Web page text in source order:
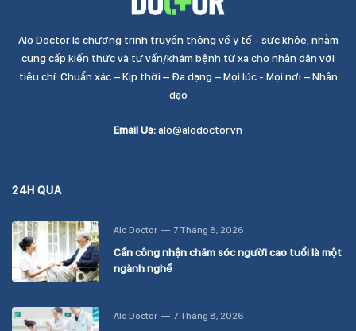
Alo Doctor là chương trình truyền thông về y tế - sức khỏe, nhằm
cung cấp kiến thức và tư vấn/khám bệnh từ xa cho nhân dân với
tiêu chí: Chuẩn xác – Kịp thời – Đa dạng – Mọi lúc - Mọi nơi – Nhân
đạo
Email Us:alo@alodoctor.vn
24H QUA
Alo Doctor 7 Tháng 8, 2026
Cần công nhận chăm sóc người cao tuổi là một
ngành nghề
Alo Doctor 7 Tháng 8, 2026